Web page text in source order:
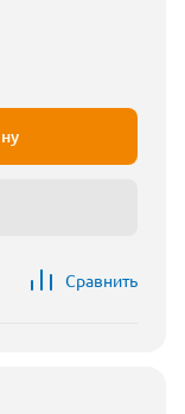
Сравнить